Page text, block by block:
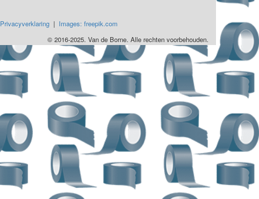
Privacyverklaring| Images: freepik.com
© 2016-2025. Van de Borne. Alle rechten voorbehouden.